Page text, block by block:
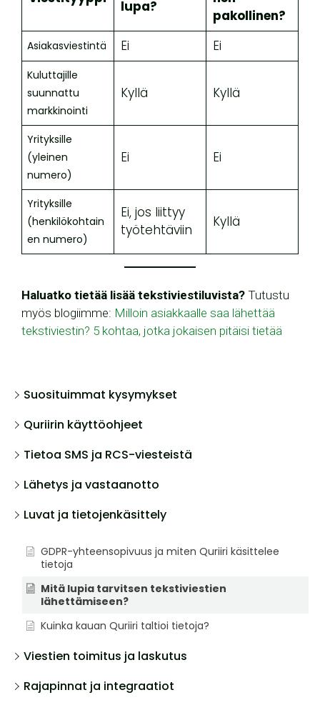
Suosituimmat kysymykset
Quriirin käyttöohjeet
Tietoa SMS ja RCS-viesteistä
Lähetys ja vastaanotto
Luvat ja tietojenkäsittely
GDPR-yhteensopivuus ja miten Quriiri käsittelee
tietoja
Mitä lupia tarvitsen tekstiviestien
lähettämiseen?
Kuinka kauan Quriiri taltioi tietoja?
Viestien toimitus ja laskutus
Rajapinnat ja integraatiot
lupa?
pakollinen?
Asiakasviestintä Ei Ei
Kuluttajille
suunnattu
markkinointi
Kyllä Kyllä
Yrityksille
(yleinen
numero)
Ei Ei
Yrityksille
(henkilökohtain
en numero)
Ei, jos liittyy
työtehtäviin
Kyllä
Haluatko tietää lisää tekstiviestiluvista? Tutustu
myös blogiimme: Milloin asiakkaalle saa lähettää
tekstiviestin? 5 kohtaa, jotka jokaisen pitäisi tietää